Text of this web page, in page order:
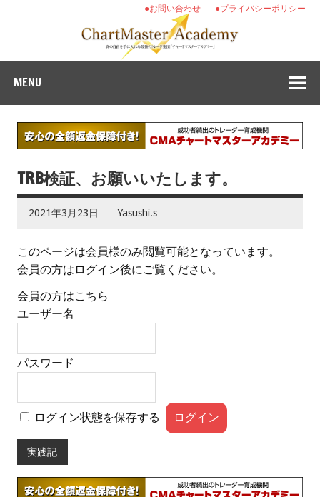
●プライバシーポリシー
●お問い合わせ
MENU
TRB検証、お願いいたします。
2021年3月23日 Yasushi.s
このページは会員様のみ閲覧可能となっています。
会員の方はログイン後にご覧ください。
会員の方はこちら
ユーザー名
パスワード
ログイン状態を保存する
実践記